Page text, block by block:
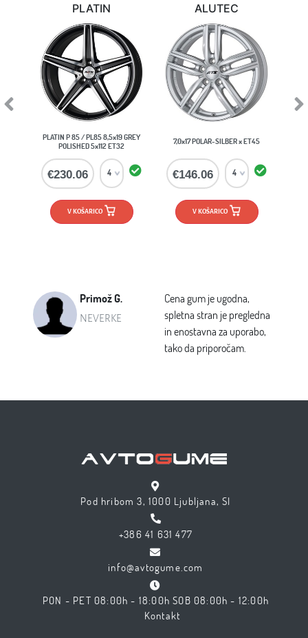
ALUTEC
7,0x17 POLAR-SILBER x ET45
€146.06
V KOŠARICO
BORBET
BORBET BY / BO45 9,0x20 TITAN
POL MATT 5x112 ET25
€356.39
V KOŠARICO
Previous Next
Primož G.
NEVERKE
Cena gum je ugodna,
spletna stran je pregledna
in enostavna za uporabo,
tako da priporočam.
Pod hribom 3, 1000 Ljubljana, SI
+386 41 631 477
info@avtogume.com
PON - PET 08:00h - 18:00h SOB 08:00h - 12:00h
Kontakt